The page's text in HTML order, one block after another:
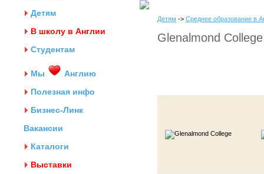
Детям
В школу в Англии
Студентам
Мы
Англию
Полезная инфо
Бизнес-Линк
Вакансии
Каталоги
Выставки
Детям -> Среднее образование в
Glenalmond College